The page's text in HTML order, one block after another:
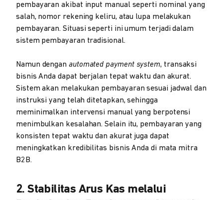
pembayaran akibat input manual seperti nominal yang
salah, nomor rekening keliru, atau lupa melakukan
pembayaran. Situasi seperti ini umum terjadi dalam
sistem pembayaran tradisional.
Namun dengan automated payment system, transaksi
bisnis Anda dapat berjalan tepat waktu dan akurat.
Sistem akan melakukan pembayaran sesuai jadwal dan
instruksi yang telah ditetapkan, sehingga
meminimalkan intervensi manual yang berpotensi
menimbulkan kesalahan. Selain itu, pembayaran yang
konsisten tepat waktu dan akurat juga dapat
meningkatkan kredibilitas bisnis Anda di mata mitra
B2B.
2. Stabilitas Arus Kas melalui